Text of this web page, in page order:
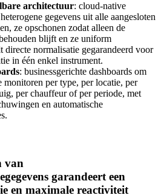
architectuur: cloud-native
gegevens uit alle aangesloten
ze opschonen zodat alleen de
blijft en ze uniform
normalisatie gegarandeerd voor
in één enkel instrument.
: businessgerichte dashboards om
monitoren per type, per locatie, per
per chauffeur of per periode, met
en automatische
van
garandeert een
en maximale reactiviteit